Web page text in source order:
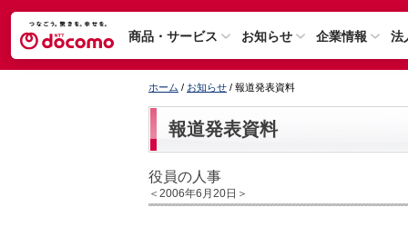
商品・サービス お知らせ 企業情報 法
ホーム / お知らせ / 報道発表資料
報道発表資料
役員の人事
＜2006年6月20日＞